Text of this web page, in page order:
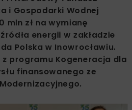
i Gospodarki Wodnej
mln zł na wymianę
energii w zakładzie
Polska w Inowrocławiu.
programu Kogeneracja dla
finansowanego ze